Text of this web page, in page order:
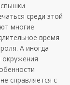
среди этой
многие
время
А иногда
окружения
справляется с